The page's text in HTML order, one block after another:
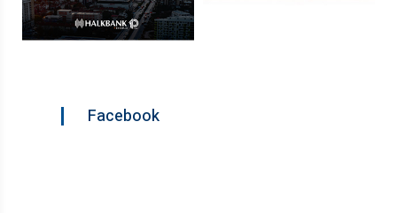
Facebook